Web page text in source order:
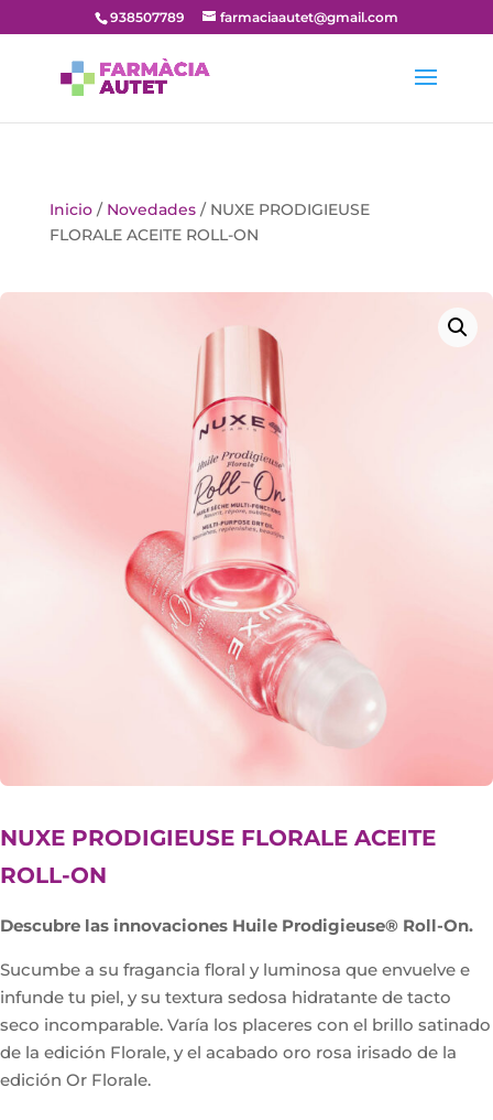
938507789 farmaciaautet@gmail.com
Inicio/ Novedades/ NUXE PRODIGIEUSE
FLORALE ACEITE ROLL-ON
NUXE PRODIGIEUSE FLORALE ACEITE
ROLL-ON
Descubre las innovaciones Huile Prodigieuse® Roll-On.
Sucumbe a su fragancia floral y luminosa que envuelve e
infunde tu piel, y su textura sedosa hidratante de tacto
seco incomparable. Varía los placeres con el brillo satinado
de la edición Florale, y el acabado oro rosa irisado de la
edición Or Florale.